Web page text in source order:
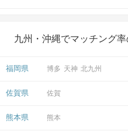
九州・沖縄でマッチング
福岡県 博多 天神 北九州
佐賀県 佐賀
熊本県 熊本